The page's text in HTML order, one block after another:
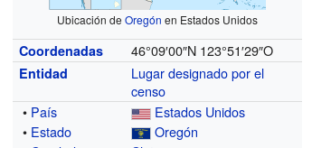
Ubicación deOregón en Estados Unidos
Coordenadas 46°09′00″N 123°51′29″O
Entidad
Lugar designado por el
censo
• País
Estados Unidos
• Estado
Oregón